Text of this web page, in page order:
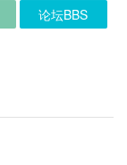
论坛BBS